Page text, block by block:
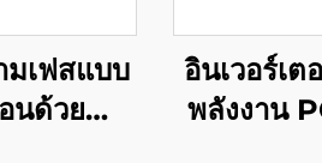
มเฟสแบบ
นด้วยน้ำ
อินเวอร์เต
พลังงาน